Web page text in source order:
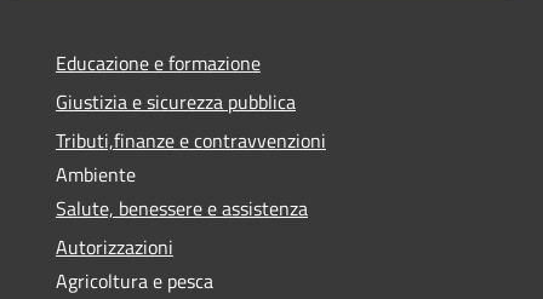
Educazione e formazione
Giustizia e sicurezza pubblica
Tributi,finanze e contravvenzioni
Ambiente
Salute, benessere e assistenza
Autorizzazioni
Agricoltura e pesca